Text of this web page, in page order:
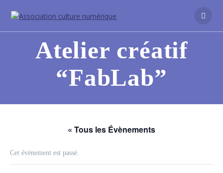
Atelier créatif
“FabLab”
« Tous les Évènements
Cet évènement est passé.